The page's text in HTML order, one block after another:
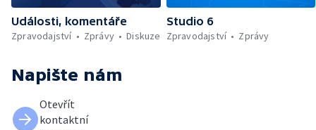
Události, komentáře
Zpravodajství
Zprávy Diskuze
Studio 6
Zpravodajství
Zprávy
Napište nám
Otevřít
kontaktní